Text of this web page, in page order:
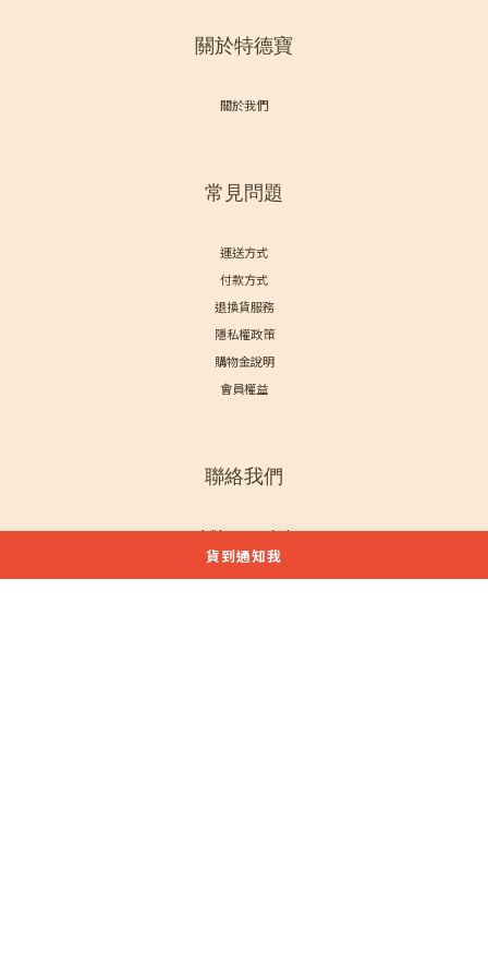
貨到通知我
關於特德寶
關於我們
常見問題
運送方式
付款方式
退換貨服務
隱私權政策
購物金說明
會員權益
聯絡我們
點我加入LINE好友
享專人服務+優惠通知!